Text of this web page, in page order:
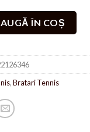
Auriu Pietre Argintii
ÎN COȘ
,Bratari Tennis